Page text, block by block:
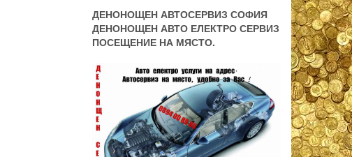
ДЕНОНОЩЕН АВТОСЕРВИЗ СОФИЯ
ДЕНОНОЩЕН АВТО ЕЛЕКТРО СЕРВИЗ
ПОСЕЩЕНИЕ НА МЯСТО.